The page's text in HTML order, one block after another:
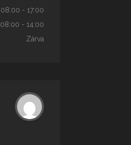
08:00 - 17:00
08:00 - 14:00
Zárva